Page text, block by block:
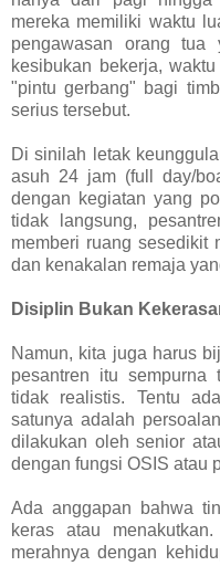
mereka memiliki waktu
pengawasan orang tua
kesibukan bekerja,
"pintu gerbang" bagi
serius tersebut.
Di sinilah letak
asuh 24 jam (full day/
dengan kegiatan yang
tidak langsung,
memberi ruang sesedikit
dan kenakalan remaja
Disiplin Bukan
Namun, kita juga harus
pesantren itu
tidak realistis. Tentu
satunya adalah
dilakukan oleh senior
dengan fungsi OSIS atau
Ada anggapan bahwa
keras atau
merahnya dengan